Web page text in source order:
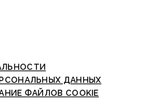
ДАННЫХ
ФАЙЛОВ COOKIE